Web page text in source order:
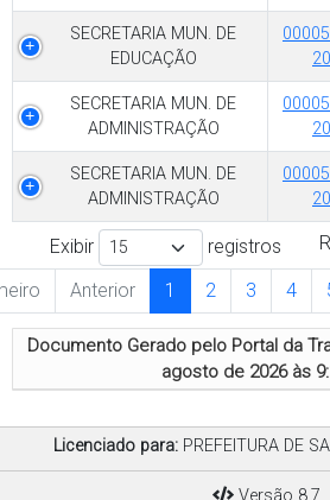
SECRETARIA MUN. DE
EDUCAÇÃO
SECRETARIA MUN. DE
ADMINISTRAÇÃO
SECRETARIA MUN. DE
ADMINISTRAÇÃO
Exibir
registros
Anterior 1 2 3 4
Documento Gerado pelo Portal da
agosto de 2026 às
Licenciado para: PREFEITURA DE
Versão 8.7